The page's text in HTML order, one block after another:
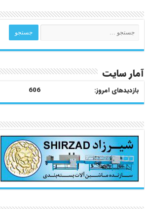
آمار سایت
بازدیدهای امروز: 606